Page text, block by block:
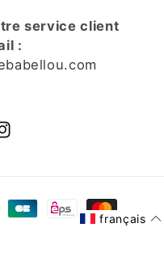
service client
:
français